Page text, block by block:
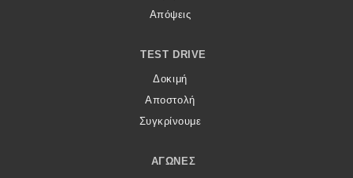
Απόψεις
TEST DRIVE
Δοκιμή
Αποστολή
Συγκρίνουμε
ΑΓΏΝΕΣ